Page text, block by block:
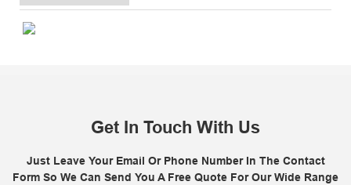
Get In Touch With Us
Just Leave Your Email Or Phone Number In The Contact
Form So We Can Send You A Free Quote For Our Wide Range